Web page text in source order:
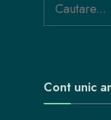
Cont unic